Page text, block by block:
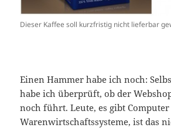
Dieser Kaffee soll kurzfristig nicht lieferbar
Einen Hammer habe ich noch:
habe ich überprüft, ob der
noch führt. Leute, es gibt
Warenwirtschaftssysteme, ist das